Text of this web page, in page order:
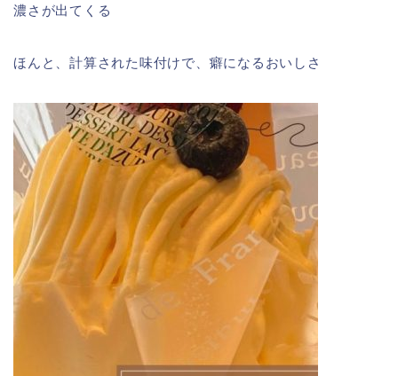
濃さが出てくる
ほんと、計算された味付けで、癖になるおいしさ